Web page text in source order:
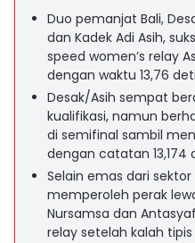
Duo pemanjat Bali,
dan Kadek Adi Asih,
speed women’s relay
dengan waktu 13,76
Desak/Asih sempat
kualifikasi, namun
di semifinal sambil
dengan catatan 13,174
Selain emas dari
memperoleh perak
Nursamsa dan
relay setelah kalah tipis